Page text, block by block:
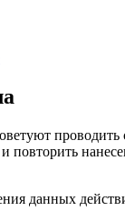
повторить
данных